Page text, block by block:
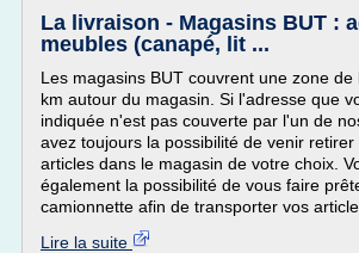
La livraison - Magasins BUT :
meubles (canapé, lit ...
Les magasins BUT couvrent une zone de
km autour du magasin. Si l'adresse que
indiquée n'est pas couverte par l'un de
avez toujours la possibilité de venir
articles dans le magasin de votre choix.
également la possibilité de vous faire
camionnette afin de transporter vos
Lire la suite